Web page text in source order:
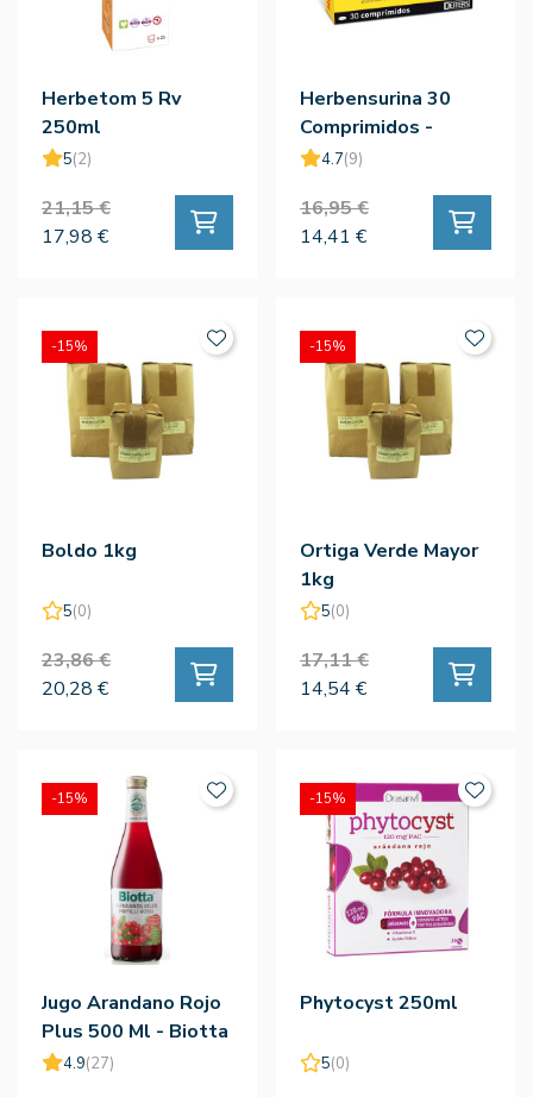
Herbetom 5 Rv
250ml
5(2)
21,15 €
17,98 €
Herbensurina 30
Comprimidos -
Deiters
4.7(9)
16,95 €
14,41 €
Boldo 1kg
5(0)
23,86 €
20,28 €
-15%
Ortiga Verde Mayor
1kg
5(0)
17,11 €
14,54 €
-15%
Jugo Arandano Rojo
Plus 500 Ml - Biotta
4.9(27)
-15%
Phytocyst 250ml
5(0)
-15%